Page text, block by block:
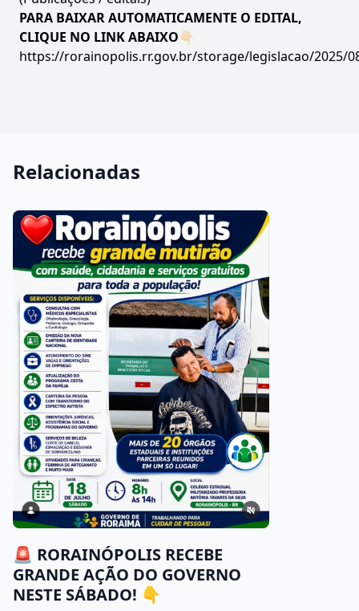
PARA BAIXAR AUTOMATICAMENTE O EDITAL,
CLIQUE NO LINK ABAIXO👇🏻
https://rorainopolis.rr.gov.br/storage/legislacao/2025/
Relacionadas
🚨 RORAINÓPOLIS RECEBE
GRANDE AÇÃO DO GOVERNO
NESTE SÁBADO! 👇